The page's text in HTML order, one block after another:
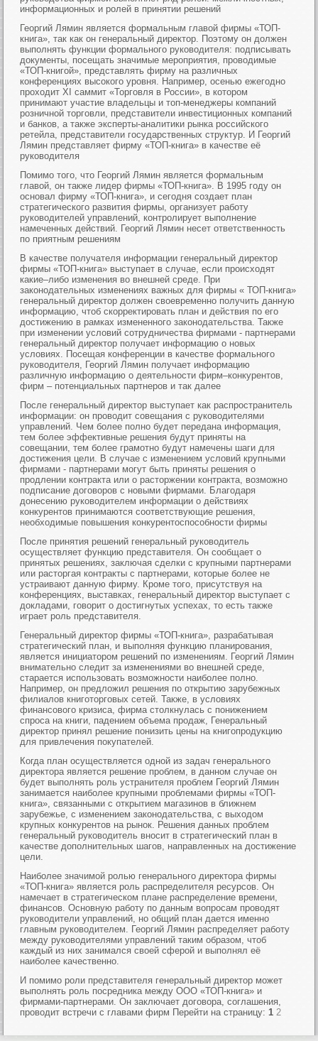
информационных и ролей в принятии решений
Георгий Лямин является формальным главой фирмы «ТОП-
книга», так как он генеральный директор. Поэтому он должен
выполнять функции формального руководителя: подписывать
документы, посещать значимые мероприятия, проводимые
«ТОП-книгой», представлять фирму на различных
конференциях высокого уровня. Например, осенью ежегодно
проходит XI саммит «Торговля в России», в котором
принимают участие владельцы и топ-менеджеры компаний
розничной торговли, представители инвестиционных компаний
и банков, а также эксперты-аналитики рынка российского
ретейла, представители государственных структур. И Георгий
Лямин представляет фирму «ТОП-книга» в качестве её
руководителя
Помимо того, что Георгий Лямин является формальным
главой, он также лидер фирмы «ТОП-книга». В 1995 году он
основал фирму «ТОП-книга», и сегодня создает план
стратегического развития фирмы, организует работу
руководителей управлений, контролирует выполнение
намеченных действий. Георгий Лямин несет ответственность
по приятным решениям
В качестве получателя информации генеральный директор
фирмы «ТОП-книга» выступает в случае, если происходят
какие–либо изменения во внешней среде. При
законодательных изменениях важных для фирмы « ТОП-книга»
генеральный директор должен своевременно получить данную
информацию, чтоб скорректировать план и действия по его
достижению в рамках измененного законодательства. Также
при изменении условий сотрудничества фирмами - партнерами
генеральный директор получает информацию о новых
условиях. Посещая конференции в качестве формального
руководителя, Георгий Лямин получает информацию
различную информацию о деятельности фирм–конкурентов,
фирм – потенциальных партнеров и так далее
После генеральный директор выступает как распространитель
информации: он проводит совещания с руководителями
управлений. Чем более полно будет передана информация,
тем более эффективные решения будут приняты на
совещании, тем более грамотно будут намечены шаги для
достижения цели. В случае с изменением условий крупными
фирмами - партнерами могут быть приняты решения о
продлении контракта или о расторжении контракта, возможно
подписание договоров с новыми фирмами. Благодаря
донесению руководителем информации о действиях
конкурентов принимаются соответствующие решения,
необходимые повышения конкурентоспособности фирмы
После принятия решений генеральный руководитель
осуществляет функцию представителя. Он сообщает о
принятых решениях, заключая сделки с крупными партнерами
или расторгая контракты с партнерами, которые более не
устраивают данную фирму. Кроме того, присутствуя на
конференциях, выставках, генеральный директор выступает с
докладами, говорит о достигнутых успехах, то есть также
играет роль представителя.
Генеральный директор фирмы «ТОП-книга», разрабатывая
стратегический план, и выполняя функцию планирования,
является инициатором решений по изменениям. Георгий Лямин
внимательно следит за изменениями во внешней среде,
старается использовать возможности наиболее полно.
Например, он предложил решения по открытию зарубежных
филиалов книготорговых сетей. Также, в условиях
финансового кризиса, фирма столкнулась с понижением
спроса на книги, падением объема продаж, Генеральный
директор принял решение понизить цены на книгопродукцию
для привлечения покупателей.
Когда план осуществляется одной из задач генерального
директора является решение проблем, в данном случае он
будет выполнять роль устранителя проблем Георгий Лямин
занимается наиболее крупными проблемами фирмы «ТОП-
книга», связанными с открытием магазинов в ближнем
зарубежье, с изменением законодательства, с выходом
крупных конкурентов на рынок. Решения данных проблем
генеральный руководитель вносит в стратегический план в
качестве дополнительных шагов, направленных на достижение
цели.
Наиболее значимой ролью генерального директора фирмы
«ТОП-книга» является роль распределителя ресурсов. Он
намечает в стратегическом плане распределение времени,
финансов. Основную работу по данным вопросам проводят
руководители управлений, но общий план дается именно
главным руководителем. Георгий Лямин распределяет работу
между руководителями управлений таким образом, чтоб
каждый из них занимался своей сферой и выполнял её
наиболее качественно.
И помимо роли представителя генеральный директор может
выполнять роль посредника между ООО «ТОП-книга» и
фирмами-партнерами. Он заключает договора, соглашения,
проводит встречи с главами фирм Перейти на страницу:1 2